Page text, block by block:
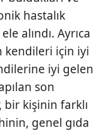
hastalık
alındı. Ayrıca
kendileri için iyi
iyi gelen
son
bir kişinin farklı
genel gıda